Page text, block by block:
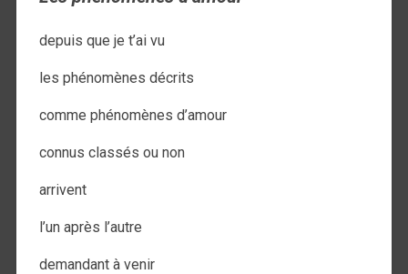
depuis que je t’ai vu
les phénomènes décrits
comme phénomènes d’amour
connus classés ou non
arrivent
l’un après l’autre
demandant à venir